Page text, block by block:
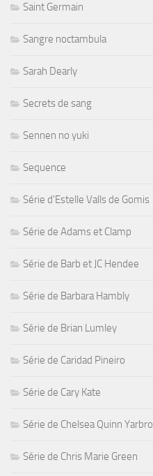
Saint Germain
Sangre noctambula
Sarah Dearly
Secrets de sang
Sennen no yuki
Sequence
Série d'Estelle Valls de Gomis
Série de Adams et Clamp
Série de Barb et JC Hendee
Série de Barbara Hambly
Série de Brian Lumley
Série de Caridad Pineiro
Série de Cary Kate
Série de Chelsea Quinn Yarbro
Série de Chris Marie Green